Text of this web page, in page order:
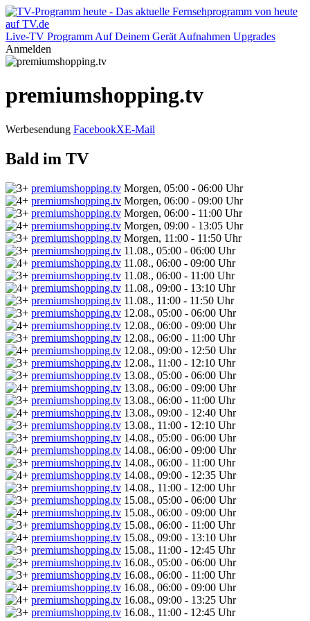
Live-TV Programm Auf Deinem Gerät Aufnahmen Upgrades
Anmelden
premiumshopping.tv
Werbesendung FacebookXE-Mail
Bald im TV
premiumshopping.tv Morgen, 05:00 - 06:00 Uhr
premiumshopping.tv Morgen, 06:00 - 09:00 Uhr
premiumshopping.tv Morgen, 06:00 - 11:00 Uhr
premiumshopping.tv Morgen, 09:00 - 13:05 Uhr
premiumshopping.tv Morgen, 11:00 - 11:50 Uhr
premiumshopping.tv 11.08., 05:00 - 06:00 Uhr
premiumshopping.tv 11.08., 06:00 - 09:00 Uhr
premiumshopping.tv 11.08., 06:00 - 11:00 Uhr
premiumshopping.tv 11.08., 09:00 - 13:10 Uhr
premiumshopping.tv 11.08., 11:00 - 11:50 Uhr
premiumshopping.tv 12.08., 05:00 - 06:00 Uhr
premiumshopping.tv 12.08., 06:00 - 09:00 Uhr
premiumshopping.tv 12.08., 06:00 - 11:00 Uhr
premiumshopping.tv 12.08., 09:00 - 12:50 Uhr
premiumshopping.tv 12.08., 11:00 - 12:10 Uhr
premiumshopping.tv 13.08., 05:00 - 06:00 Uhr
premiumshopping.tv 13.08., 06:00 - 09:00 Uhr
premiumshopping.tv 13.08., 06:00 - 11:00 Uhr
premiumshopping.tv 13.08., 09:00 - 12:40 Uhr
premiumshopping.tv 13.08., 11:00 - 12:10 Uhr
premiumshopping.tv 14.08., 05:00 - 06:00 Uhr
premiumshopping.tv 14.08., 06:00 - 09:00 Uhr
premiumshopping.tv 14.08., 06:00 - 11:00 Uhr
premiumshopping.tv 14.08., 09:00 - 12:35 Uhr
premiumshopping.tv 14.08., 11:00 - 12:00 Uhr
premiumshopping.tv 15.08., 05:00 - 06:00 Uhr
premiumshopping.tv 15.08., 06:00 - 09:00 Uhr
premiumshopping.tv 15.08., 06:00 - 11:00 Uhr
premiumshopping.tv 15.08., 09:00 - 13:10 Uhr
premiumshopping.tv 15.08., 11:00 - 12:45 Uhr
premiumshopping.tv 16.08., 05:00 - 06:00 Uhr
premiumshopping.tv 16.08., 06:00 - 11:00 Uhr
premiumshopping.tv 16.08., 06:00 - 09:00 Uhr
premiumshopping.tv 16.08., 09:00 - 13:25 Uhr
premiumshopping.tv 16.08., 11:00 - 12:45 Uhr